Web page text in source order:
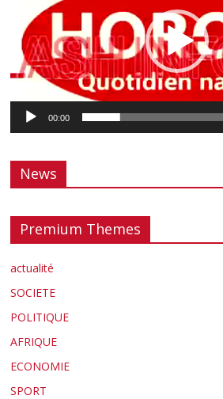
00:00
News
Premium Themes
actualité
SOCIETE
POLITIQUE
AFRIQUE
ECONOMIE
SPORT